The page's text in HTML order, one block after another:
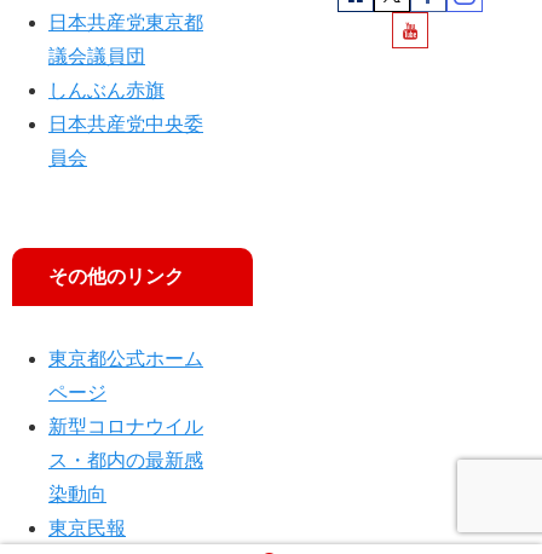
日本共産党東京都
議会議員団
しんぶん赤旗
日本共産党中央委
員会
その他のリンク
東京都公式ホーム
ページ
新型コロナウイル
ス・都内の最新感
染動向
東京民報